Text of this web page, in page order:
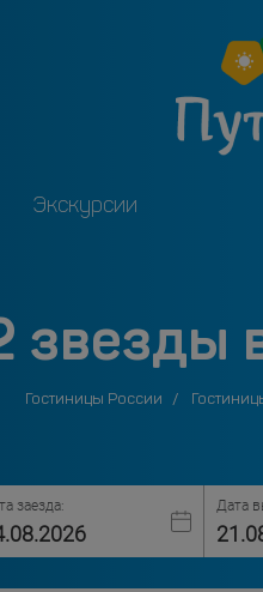
Экскурсии
звезды
Гостиницы России
заезда: Дата